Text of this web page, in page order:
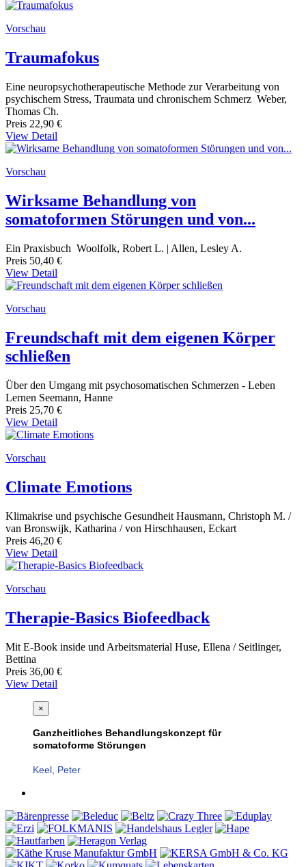
Vorschau
Traumafokus
Eine neuropsychotherapeutische Methode zur Verarbeitung von
psychischem Stress, Traumata und chronischem Schmerz Weber,
Thomas Ch.
Preis 22,90 €
View Detail
Vorschau
Wirksame Behandlung von
somatoformen Störungen und von...
Ein Praxisbuch Woolfolk, Robert L. | Allen, Lesley A.
Preis 50,40 €
View Detail
Vorschau
Freundschaft mit dem eigenen Körper
schließen
Über den Umgang mit psychosomatischen Schmerzen - Leben
Lernen Seemann, Hanne
Preis 25,70 €
View Detail
Vorschau
Climate Emotions
Klimakrise und psychische Gesundheit Hausmann, Christoph M. /
van Bronswijk, Katharina / von Hirschhausen, Eckart
Preis 46,20 €
View Detail
Vorschau
Therapie-Basics Biofeedback
Mit E-Book inside und Arbeitsmaterial Huse, Ellena / Seitlinger,
Bettina
Preis 36,00 €
View Detail
×
Ganzheitliches Behandlungskonzept für
somatoforme Störungen
Keel, Peter